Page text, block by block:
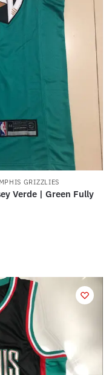
GRIZZLIES
Verde | Green Fully